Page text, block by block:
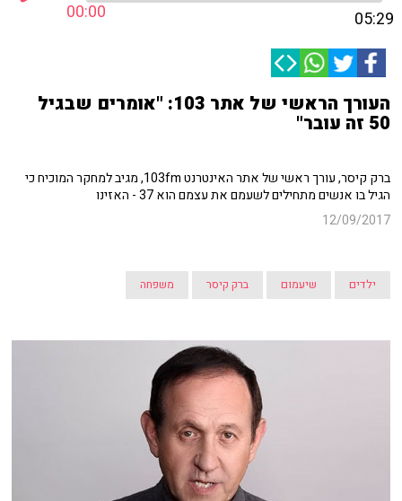
00:00 05:29
העורך הראשי של אתר 103: "אומרים שבגיל
50 זה עובר"
ברק קיסר, עורך ראשי של אתר האינטרנט 103fm, מגיב למחקר המוכיח כי
הגיל בו אנשים מתחילים לשעמם את עצמם הוא 37 - האזינו
12/09/2017
ילדים שיעמום ברק קיסר משפחה